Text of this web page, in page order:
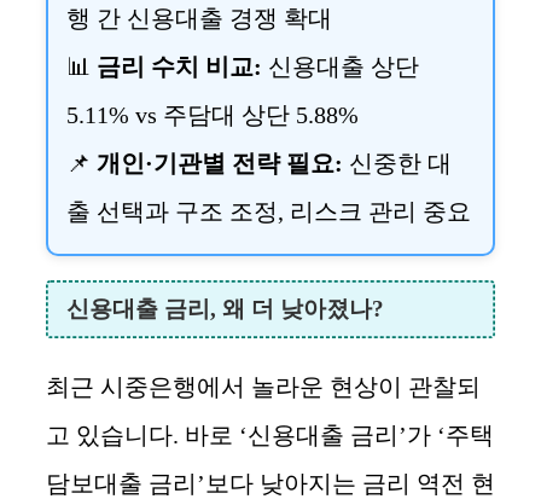
행 간 신용대출 경쟁 확대
📊 금리 수치 비교: 신용대출 상단
5.11% vs 주담대 상단 5.88%
📌 개인·기관별 전략 필요: 신중한 대
출 선택과 구조 조정, 리스크 관리 중요
신용대출 금리, 왜 더 낮아졌나?
최근 시중은행에서 놀라운 현상이 관찰되
고 있습니다. 바로 ‘신용대출 금리’가 ‘주택
담보대출 금리’보다 낮아지는 금리 역전 현